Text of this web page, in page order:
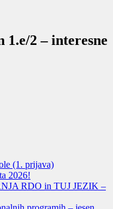
1.e/2 – interesne
(1. prijava)
2026!
RDO in TUJ JEZIK –